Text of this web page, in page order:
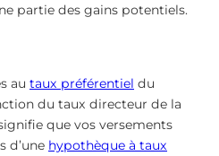
partie des gains potentiels.
au taux préférentiel du
du taux directeur de la
que vos versements
d’une hypothèque à taux